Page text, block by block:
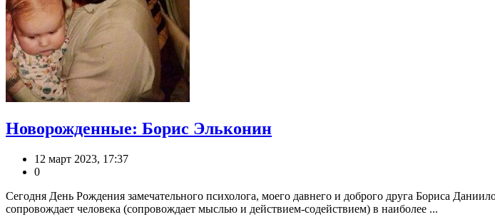
Новорожденные: Борис Эльконин
12 март 2023, 17:37
0
Сегодня День Рождения замечательного психолога, моего давнего и доброго друга Бориса
сопровождает человека (сопровождает мыслью и действием-содействием) в наиболее ...